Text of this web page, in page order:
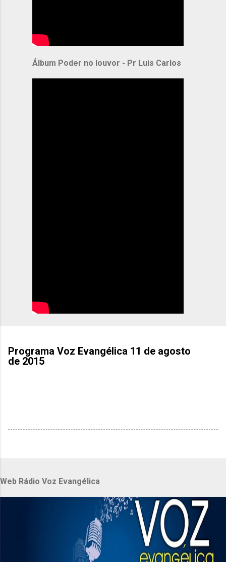
Álbum Poder no louvor - Pr Luis Carlos
Programa Voz Evangélica 11 de agosto
de 2015
Web Rádio Voz Evangélica